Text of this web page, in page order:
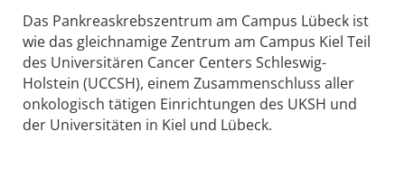
Das Pankreaskrebszentrum am Campus Lübeck ist
wie das gleichnamige Zentrum am Campus Kiel Teil
des Universitären Cancer Centers Schleswig-
Holstein (UCCSH), einem Zusammenschluss aller
onkologisch tätigen Einrichtungen des UKSH und
der Universitäten in Kiel und Lübeck.